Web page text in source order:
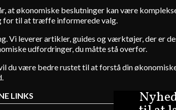
at økonomiske beslutninger kan være
for til at træffe informerede valg.
Vi leverer artikler, guides og værktøjer, der er
udfordringer, du måtte stå overfor.
du være bedre rustet til at forstå din
LINKS